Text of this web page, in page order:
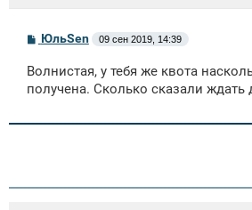
С
б
щ
и
ЮльSen 09 сен 2019, 14:39
Волнистая, у тебя же квота
получена. Сколько сказали ждать